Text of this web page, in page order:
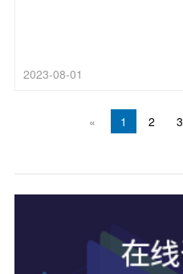
2023-08-01
« 1 2 3